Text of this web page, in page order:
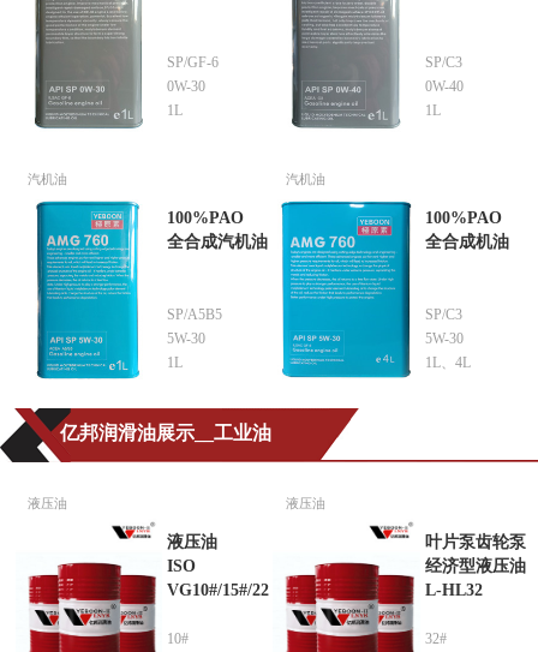
SP/GF-6
0W-30
1L
SP/C3
0W-40
1L
汽机油
100%PAO
全合成汽机油
SP/A5B5
5W-30
1L
汽机油
100%PAO
全合成机油
SP/C3
5W-30
1L、4L
亿邦润滑油展示__工业油
液压油
液压油
ISO
VG10#/15#/22
10#
液压油
叶片泵齿轮泵
经济型液压油
L-HL32
32#